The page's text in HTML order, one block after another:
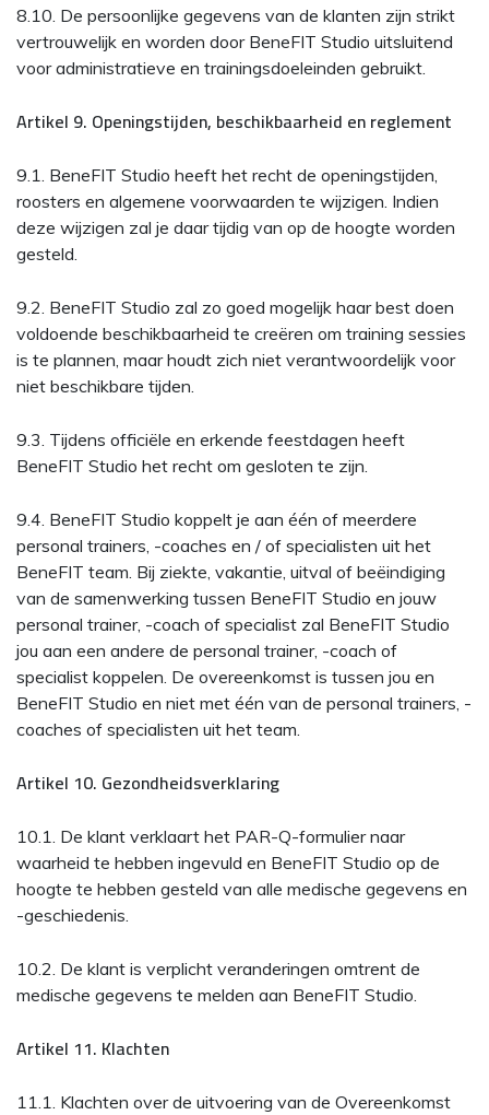
8.10. De persoonlijke gegevens van de klanten zijn strikt
vertrouwelijk en worden door BeneFIT Studio uitsluitend
voor administratieve en trainingsdoeleinden gebruikt.
Artikel 9. Openingstijden, beschikbaarheid en reglement
9.1. BeneFIT Studio heeft het recht de openingstijden,
roosters en algemene voorwaarden te wijzigen. Indien
deze wijzigen zal je daar tijdig van op de hoogte worden
gesteld.
9.2. BeneFIT Studio zal zo goed mogelijk haar best doen
voldoende beschikbaarheid te creëren om training sessies
is te plannen, maar houdt zich niet verantwoordelijk voor
niet beschikbare tijden.
9.3. Tijdens officiële en erkende feestdagen heeft
BeneFIT Studio het recht om gesloten te zijn.
9.4. BeneFIT Studio koppelt je aan één of meerdere
personal trainers, -coaches en / of specialisten uit het
BeneFIT team. Bij ziekte, vakantie, uitval of beëindiging
van de samenwerking tussen BeneFIT Studio en jouw
personal trainer, -coach of specialist zal BeneFIT Studio
jou aan een andere de personal trainer, -coach of
specialist koppelen. De overeenkomst is tussen jou en
BeneFIT Studio en niet met één van de personal trainers, -
coaches of specialisten uit het team.
Artikel 10. Gezondheidsverklaring
10.1. De klant verklaart het PAR-Q-formulier naar
waarheid te hebben ingevuld en BeneFIT Studio op de
hoogte te hebben gesteld van alle medische gegevens en
-geschiedenis.
10.2. De klant is verplicht veranderingen omtrent de
medische gegevens te melden aan BeneFIT Studio.
Artikel 11. Klachten
11.1. Klachten over de uitvoering van de Overeenkomst